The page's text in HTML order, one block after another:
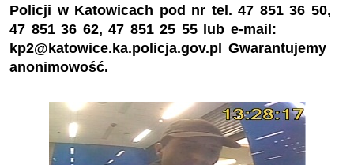
Policji w Katowicach pod nr tel. 47 851 36 50,
47 851 36 62, 47 851 25 55 lub e-mail:
kp2@katowice.ka.policja.gov.pl Gwarantujemy
anonimowość.